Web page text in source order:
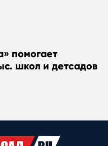
помогает
школ и детсадов